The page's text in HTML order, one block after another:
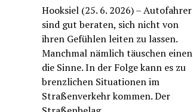
Hooksiel (25. 6. 2026) – Autofahrer
sind gut beraten, sich nicht von
ihren Gefühlen leiten zu lassen.
Manchmal nämlich täuschen einen
die Sinne. In der Folge kann es zu
brenzlichen Situationen im
Straßenverkehr kommen. Der